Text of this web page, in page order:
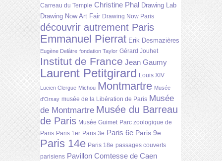
Carreau du Temple Christine Phal Drawing Lab
Drawing Now Art Fair Drawing Now Paris
découvrir autrement Paris
Emmanuel Pierrat Erik Desmazières
Eugène Delâtre fondation Taylor Gérard Jouhet
Institut de France Jean Gaumy
Laurent Petitgirard Louis XIV
Lucien Clergue Michou Montmartre Musée
d'Orsay musée de la Libération de Paris Musée
de Montmartre Musée du Barreau
de Paris Musée Guimet Parc zoologique de
Paris Paris 1er Paris 3e Paris 6e Paris 9e
Paris 14e Paris 18e passages couverts
parisiens Pavillon Comtesse de Caen